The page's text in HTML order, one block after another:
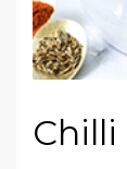
Chilli